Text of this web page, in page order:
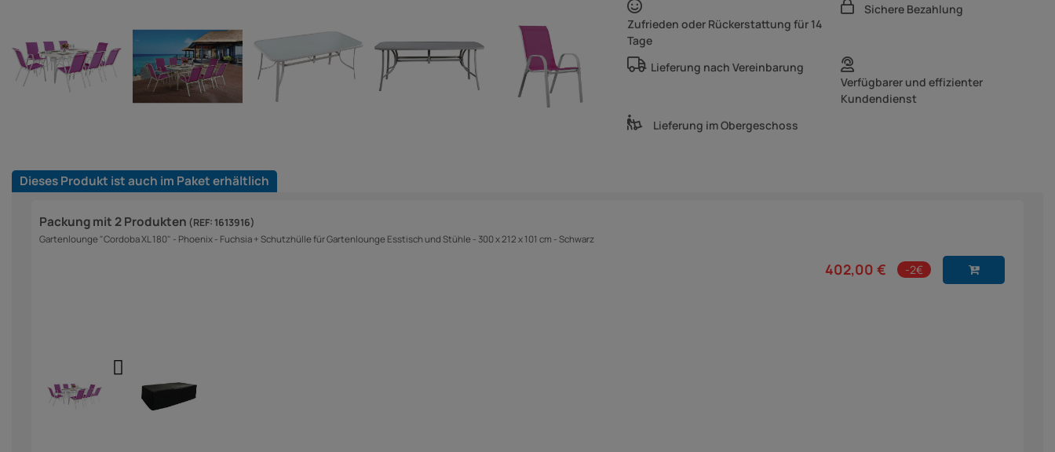
Zufrieden oder Rückerstattung für 14
Tage
Sichere Bezahlung
Lieferung nach Vereinbarung
Verfügbarer und effizienter
Kundendienst
Lieferung im Obergeschoss
Dieses Produkt ist auch im Paket erhältlich
Packung mit 2 Produkten (REF: 1613916)
Gartenlounge "Cordoba XL 180" - Phoenix - Fuchsia + Schutzhülle für Gartenlounge Esstisch und Stühle - 300 x 212 x 101 cm - Schwarz
402,00 € -2€